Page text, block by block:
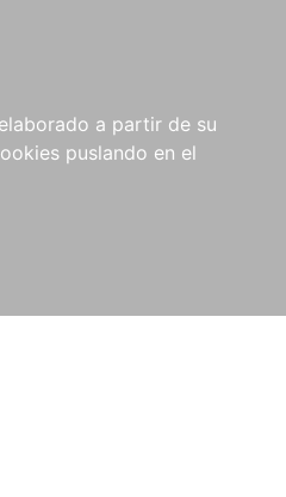
a partir de su
puslando en el
COMPRAS
INSTITUCIONALES